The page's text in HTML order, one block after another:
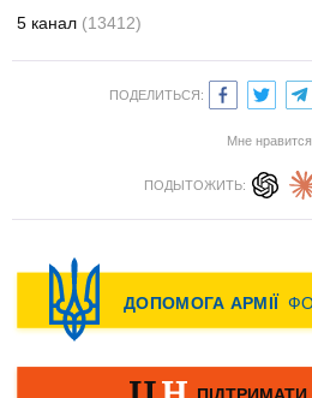
5 канал (13412)
ПОДЕЛИТЬСЯ:
Мне нравится
ПОДЫТОЖИТЬ: